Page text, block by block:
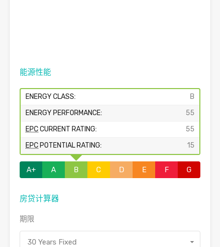
能源性能
ENERGY CLASS:
B
ENERGY PERFORMANCE:
55
EPCCURRENT RATING:
55
EPC POTENTIAL RATING: 15
A+ A B C D E F G
房贷计算器
期限
30 Years Fixed